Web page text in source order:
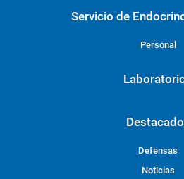
Servicio de
Personal
Defensas
Noticias